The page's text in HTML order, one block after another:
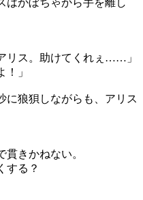
かぼちゃから手を離し
リス。助けてくれぇ……」
！」
狼狽しながらも、アリス
きかねない。
する？